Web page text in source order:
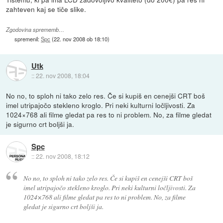
zahteven kaj se tiče slike.
Zgodovina sprememb…
spremenil:Spc (22. nov 2008 ob 18:10)
Utk
::22. nov 2008, 18:04
No no, to sploh ni tako zelo res. Če si kupiš en cenejši CRT boš
imel utripajočo stekleno kroglo. Pri neki kulturni ločljivosti. Za
1024×768 ali filme gledat pa res to ni problem. No, za filme gledat
je sigurno crt boljši ja.
Spc
::22. nov 2008, 18:12
No no, to sploh ni tako zelo res. Če si kupiš en cenejši CRT boš
imel utripajočo stekleno kroglo. Pri neki kulturni ločljivosti. Za
1024×768 ali filme gledat pa res to ni problem. No, za filme
gledat je sigurno crt boljši ja.